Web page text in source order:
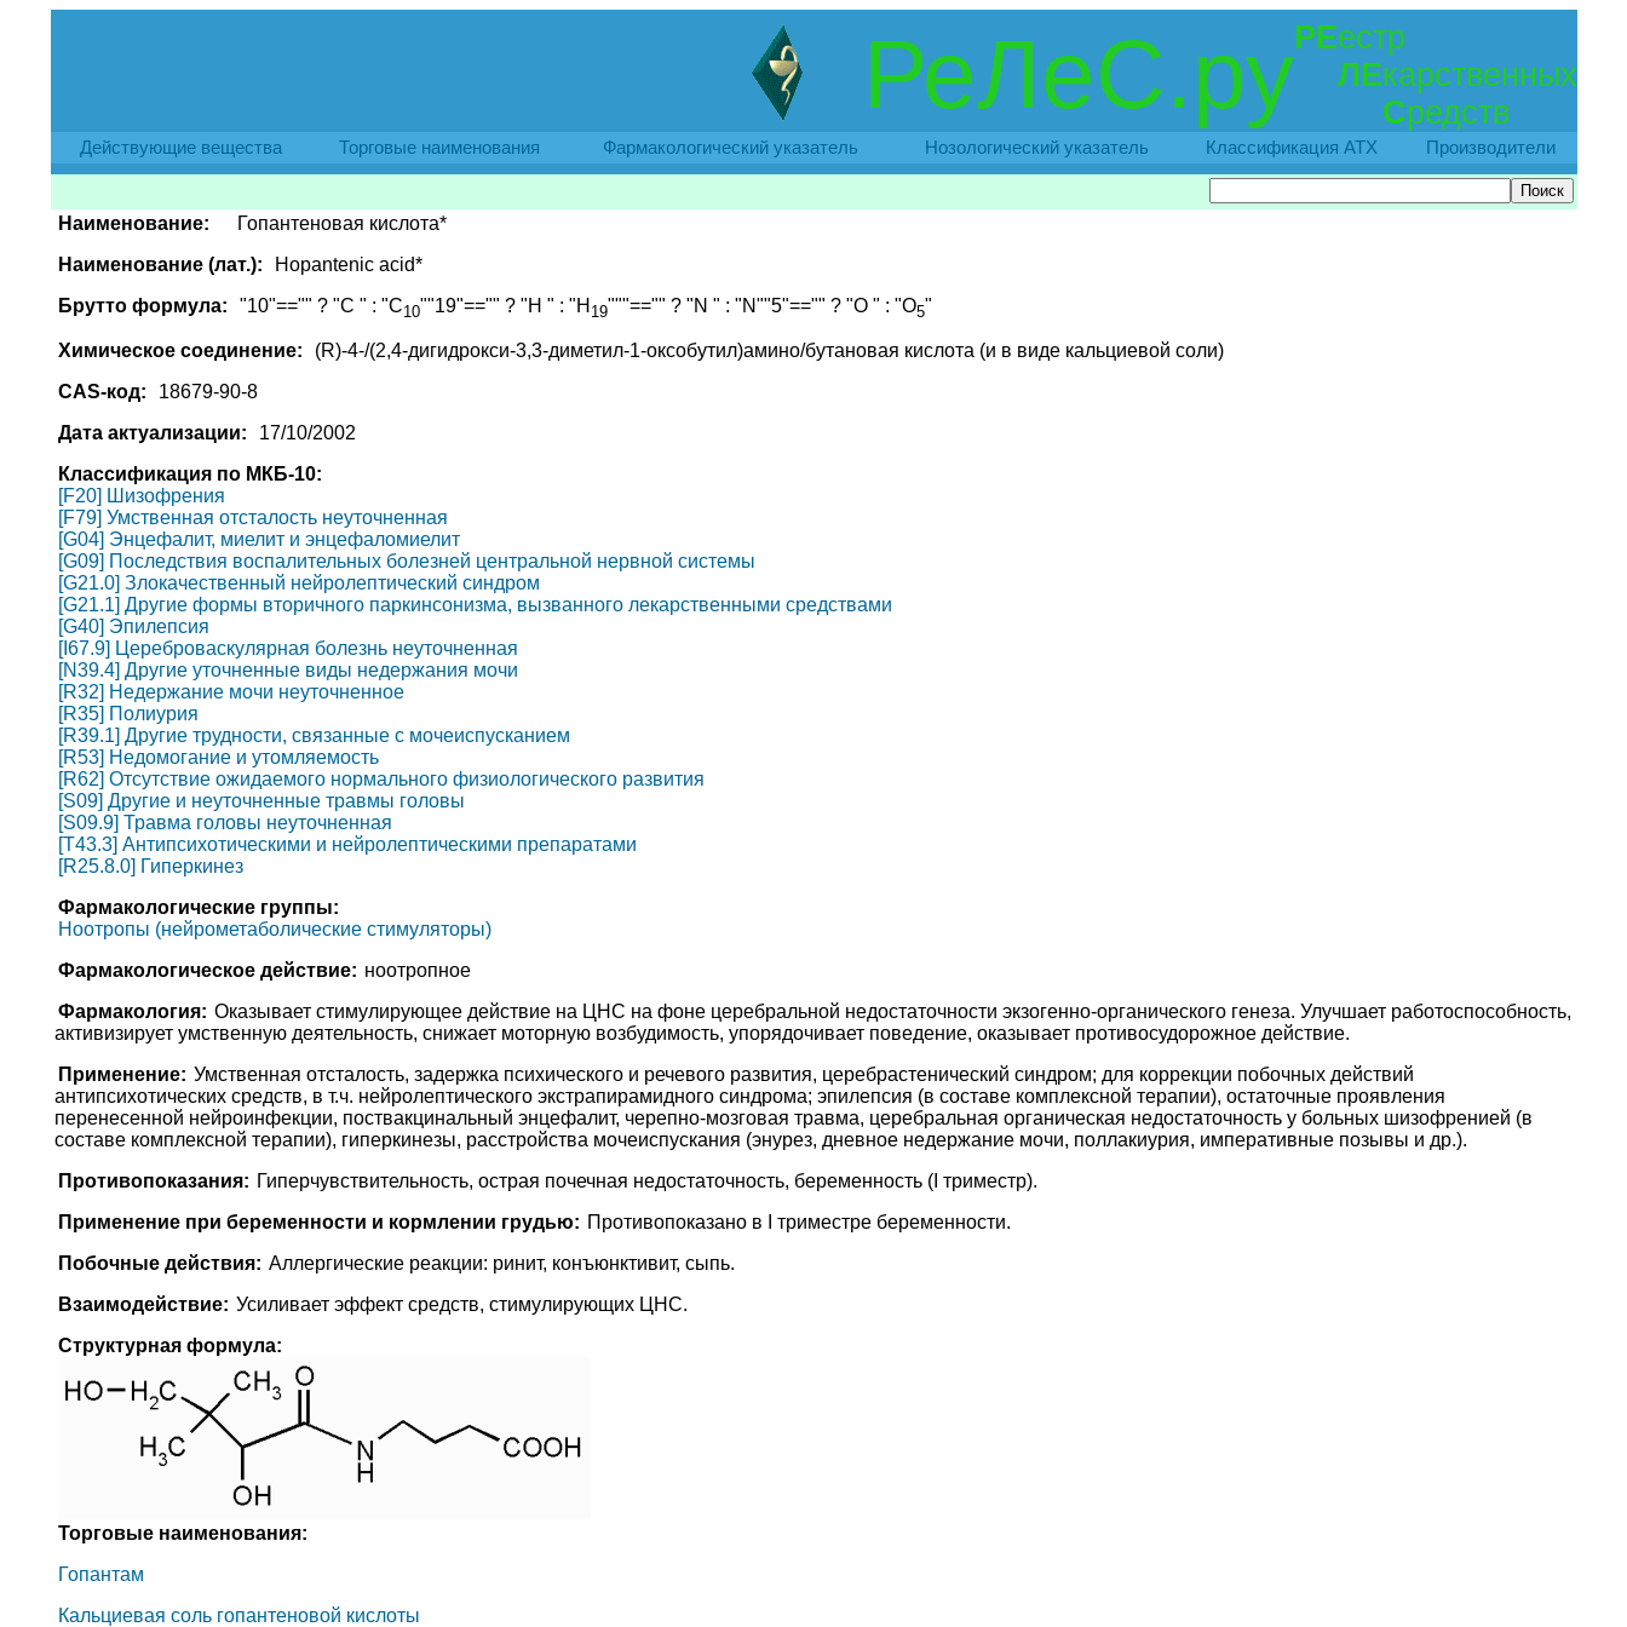
РеЛеС.руРЕестр
ЛЕкарственных
Средств
Действующие вещества Торговые наименования Фармакологический указатель Нозологический указатель Классификация АТХ Производители
Наименование:
Гопантеновая кислота*
Наименование (лат.):
Hopantenic acid*
Брутто формула:
"10"=="" ? "C " : "C10""19"=="" ? "H " : "H 19"""=="" ? "N " : "N""5"=="" ? "O " : "O5"
Химическое соединение:
(R)-4-/(2,4-дигидрокси-3,3-диметил-1-оксобутил)амино/бутановая кислота (и в виде кальциевой соли)
CAS-код:
18679-90-8
Дата актуализации:
17/10/2002
Классификация по МКБ-10:
[F20] Шизофрения
[F79] Умственная отсталость неуточненная
[G04] Энцефалит, миелит и энцефаломиелит
[G09] Последствия воспалительных болезней центральной нервной системы
[G21.0] Злокачественный нейролептический синдром
[G21.1] Другие формы вторичного паркинсонизма, вызванного лекарственными средствами
[G40] Эпилепсия
[I67.9] Цереброваскулярная болезнь неуточненная
[N39.4] Другие уточненные виды недержания мочи
[R32] Недержание мочи неуточненное
[R35] Полиурия
[R39.1] Другие трудности, связанные с мочеиспусканием
[R53] Недомогание и утомляемость
[R62] Отсутствие ожидаемого нормального физиологического развития
[S09] Другие и неуточненные травмы головы
[S09.9] Травма головы неуточненная
[T43.3] Антипсихотическими и нейролептическими препаратами
[R25.8.0] Гиперкинез
Фармакологические группы:
Ноотропы (нейрометаболические стимуляторы)
Фармакологическое действие: ноотропное
Фармакология: Оказывает стимулирующее действие на ЦНС на фоне церебральной недостаточности экзогенно-органического генеза. Улучшает работоспособность,
активизирует умственную деятельность, снижает моторную возбудимость, упорядочивает поведение, оказывает противосудорожное действие.
Применение: Умственная отсталость, задержка психического и речевого развития, церебрастенический синдром; для коррекции побочных действий
антипсихотических средств, в т.ч. нейролептического экстрапирамидного синдрома; эпилепсия (в составе комплексной терапии), остаточные проявления
перенесенной нейроинфекции, поствакцинальный энцефалит, черепно-мозговая травма, церебральная органическая недостаточность у больных шизофренией (в
составе комплексной терапии), гиперкинезы, расстройства мочеиспускания (энурез, дневное недержание мочи, поллакиурия, императивные позывы и др.).
Противопоказания: Гиперчувствительность, острая почечная недостаточность, беременность (I триместр).
Применение при беременности и кормлении грудью: Противопоказано в I триместре беременности.
Побочные действия: Аллергические реакции: ринит, конъюнктивит, сыпь.
Взаимодействие: Усиливает эффект средств, стимулирующих ЦНС.
Структурная формула:
Торговые наименования:
Гопантам
Кальциевая соль гопантеновой кислоты